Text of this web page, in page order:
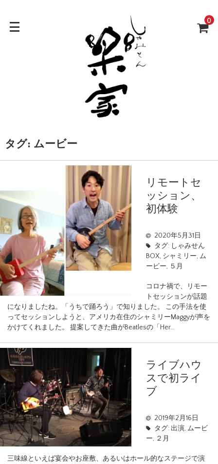
0
タグ: ムービー
リモートセ
ッション、
初体験
2020年5月31日
タグ: しゃみせん
BOX, シャミリー, ム
ービー, ５月
コロナ禍で、リモー
トセッションが話題
になりましたね。「うちで踊ろう」で知りました。 この手法を使
ってセッションしようと、アメリカ在住のシャミリーMaggyが声を
かけてくれました。 提案してきた曲がBeatlesの「Her…
ライブハウ
スで初ライ
ブ
2019年2月16日
タグ: 出演, ムービ
ー, ２月
三味線といえば宴会やお座敷、あるいはホール的なステージで演